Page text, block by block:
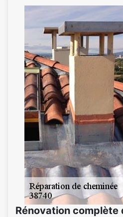
Rénovation complète